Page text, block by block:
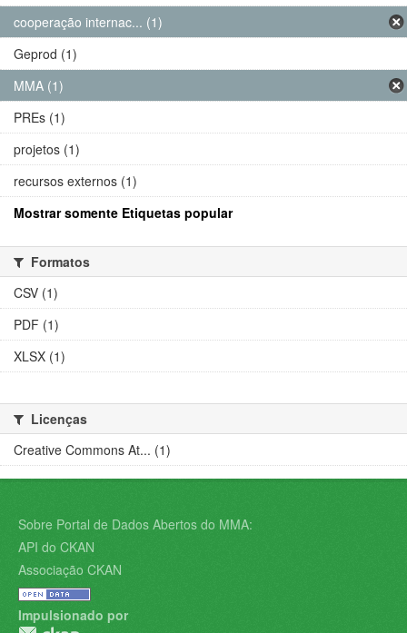
cooperação internac... (1)
Geprod (1)
MMA (1)
PREs (1)
projetos (1)
recursos externos (1)
Mostrar somente Etiquetas popular
Formatos
CSV (1)
PDF (1)
XLSX (1)
Licenças
Creative Commons At... (1)
Sobre Portal de Dados Abertos do MMA:
API do CKAN
Associação CKAN
Impulsionado por